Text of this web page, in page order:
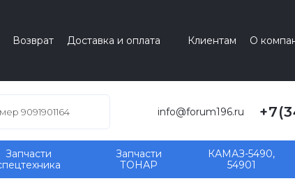
Возврат Доставка и оплата Клиентам О
info@forum196.ru
Запчасти
Запчасти
ТОНАР
КАМАЗ-5490,
54901